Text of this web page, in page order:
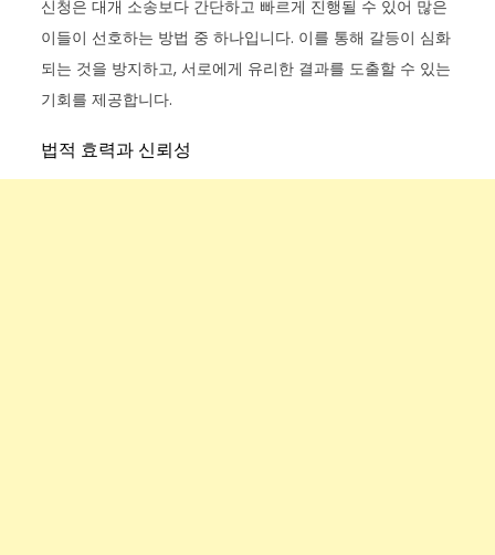
신청은 대개 소송보다 간단하고 빠르게 진행될 수 있어 많은
이들이 선호하는 방법 중 하나입니다. 이를 통해 갈등이 심화
되는 것을 방지하고, 서로에게 유리한 결과를 도출할 수 있는
기회를 제공합니다.
법적 효력과 신뢰성